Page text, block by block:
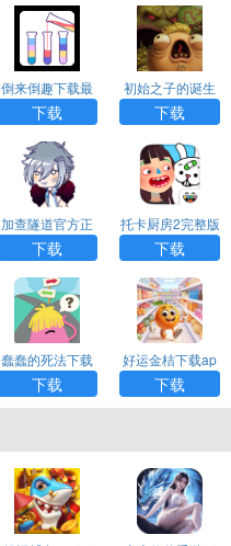
倒来倒趣下载最
新版
下载
初始之子的诞生
最新版下载
下载
加查隧道官方正
版下载手游
下载
托卡厨房2完整版
下载手游
下载
蠢蠢的死法下载
下载
好运金桔下载ap
p
下载